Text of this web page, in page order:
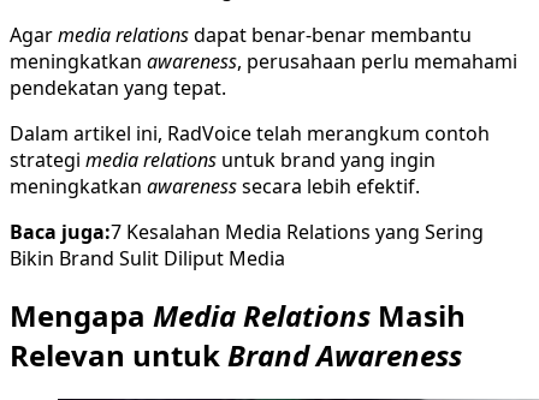
Agarmedia relationsdapat benar-benar membantu
meningkatkan awareness, perusahaan perlu memahami
pendekatan yang tepat.
Dalam artikel ini, RadVoice telah merangkum contoh
strategi media relations untuk brand yang ingin
meningkatkan awarenesssecara lebih efektif.
Baca juga:7 Kesalahan Media Relations yang Sering
Bikin Brand Sulit Diliput Media
Mengapa Media Relations Masih
Relevan untukBrand Awareness